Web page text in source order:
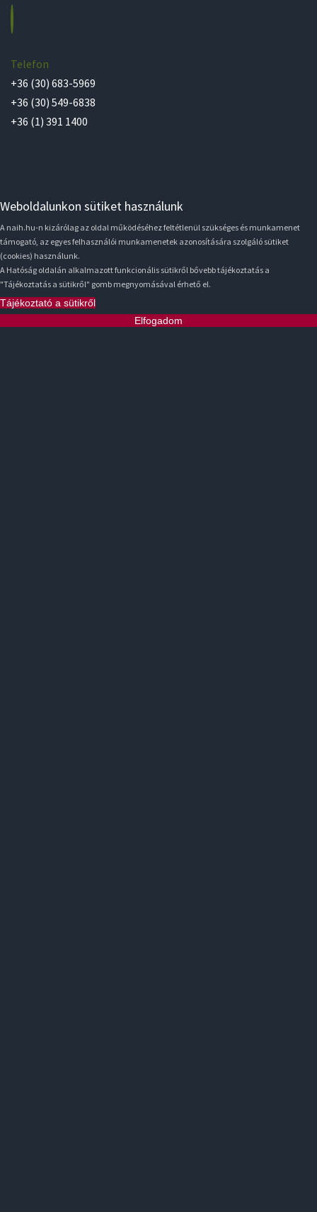
Telefon
+36 (30) 683-5969
+36 (30) 549-6838
+36 (1) 391 1400
Weboldalunkon sütiket használunk
A naih.hu-n kizárólag az oldal működéséhez feltétlenül szükséges és munkamenet
támogató, az egyes felhasználói munkamenetek azonosítására szolgáló sütiket
(cookies) használunk.
A Hatóság oldalán alkalmazott funkcionális sütikről bővebb tájékoztatás a
"Tájékoztatás a sütikről" gomb megnyomásával érhető el.
Tájékoztató a sütikről
Elfogadom